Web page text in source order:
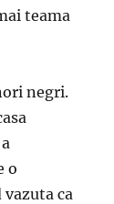
teama
negri.
o
ca